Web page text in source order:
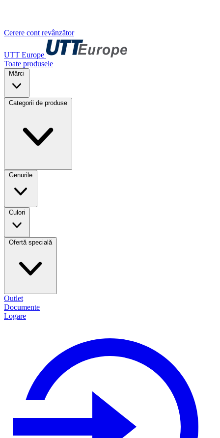
Cerere cont revânzător
UTT Europe
Toate produsele
Mărci
Categorii de produse
Genurile
Culori
Ofertă specială
Outlet
Documente
Logare